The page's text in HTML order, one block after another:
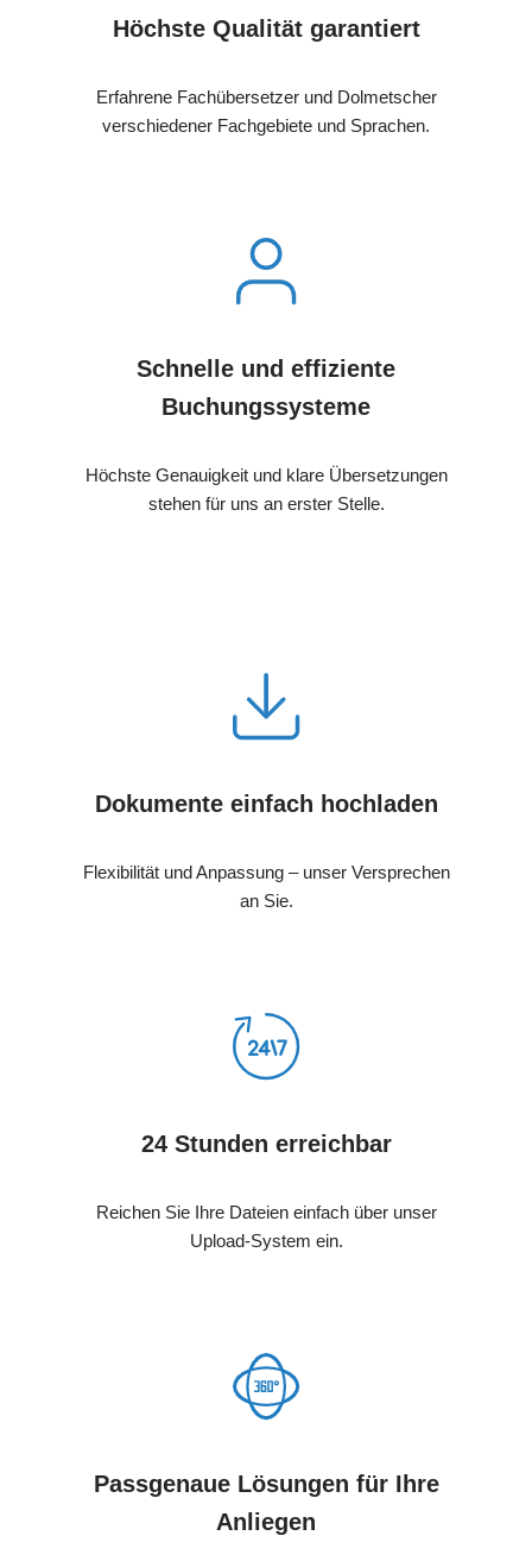
Höchste Qualität garantiert
Erfahrene Fachübersetzer und Dolmetscher
verschiedener Fachgebiete und Sprachen.
Schnelle und effiziente
Buchungssysteme
Höchste Genauigkeit und klare Übersetzungen
stehen für uns an erster Stelle.
Dokumente einfach hochladen
Flexibilität und Anpassung – unser Versprechen
an Sie.
24 Stunden erreichbar
Reichen Sie Ihre Dateien einfach über unser
Upload-System ein.
Passgenaue Lösungen für Ihre
Anliegen